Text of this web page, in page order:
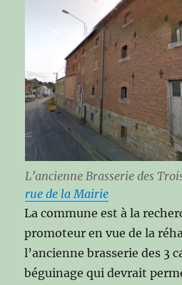
L’ancienne Brasserie des
rue de la Mairie
La commune est à la
promoteur en vue de la
l’ancienne brasserie des 3
béguinage qui devrait